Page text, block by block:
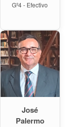
Gº4 - Efectivo
José
Palermo